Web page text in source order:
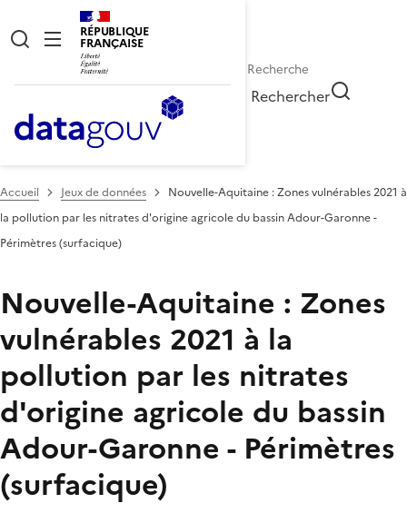
RÉPUBLIQUE
FRANÇAISE
Rechercher
Accueil Jeux de données
Nouvelle-Aquitaine : Zones vulnérables 2021 à
la pollution par les nitrates d'origine agricole du bassin Adour-Garonne -
Périmètres (surfacique)
Nouvelle-Aquitaine : Zones
vulnérables 2021 à la
pollution par les nitrates
d'origine agricole du bassin
Adour-Garonne - Périmètres
(surfacique)